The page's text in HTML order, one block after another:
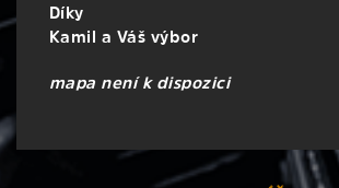
Díky
Kamil a Váš výbor
mapa není k dispozici